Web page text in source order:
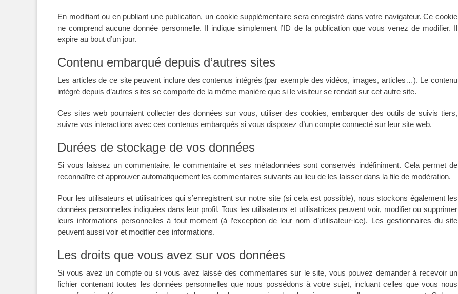
En modifiant ou en publiant une publication, un cookie supplémentaire sera enregistré dans votre navigateur. Ce cookie
ne comprend aucune donnée personnelle. Il indique simplement l’ID de la publication que vous venez de modifier. Il
expire au bout d’un jour.
Contenu embarqué depuis d’autres sites
Les articles de ce site peuvent inclure des contenus intégrés (par exemple des vidéos, images, articles…). Le contenu
intégré depuis d’autres sites se comporte de la même manière que si le visiteur se rendait sur cet autre site.
Ces sites web pourraient collecter des données sur vous, utiliser des cookies, embarquer des outils de suivis tiers,
suivre vos interactions avec ces contenus embarqués si vous disposez d’un compte connecté sur leur site web.
Durées de stockage de vos données
Si vous laissez un commentaire, le commentaire et ses métadonnées sont conservés indéfiniment. Cela permet de
reconnaître et approuver automatiquement les commentaires suivants au lieu de les laisser dans la file de modération.
Pour les utilisateurs et utilisatrices qui s’enregistrent sur notre site (si cela est possible), nous stockons également les
données personnelles indiquées dans leur profil. Tous les utilisateurs et utilisatrices peuvent voir, modifier ou supprimer
leurs informations personnelles à tout moment (à l’exception de leur nom d’utilisateur·ice). Les gestionnaires du site
peuvent aussi voir et modifier ces informations.
Les droits que vous avez sur vos données
Si vous avez un compte ou si vous avez laissé des commentaires sur le site, vous pouvez demander à recevoir un
fichier contenant toutes les données personnelles que nous possédons à votre sujet, incluant celles que vous nous